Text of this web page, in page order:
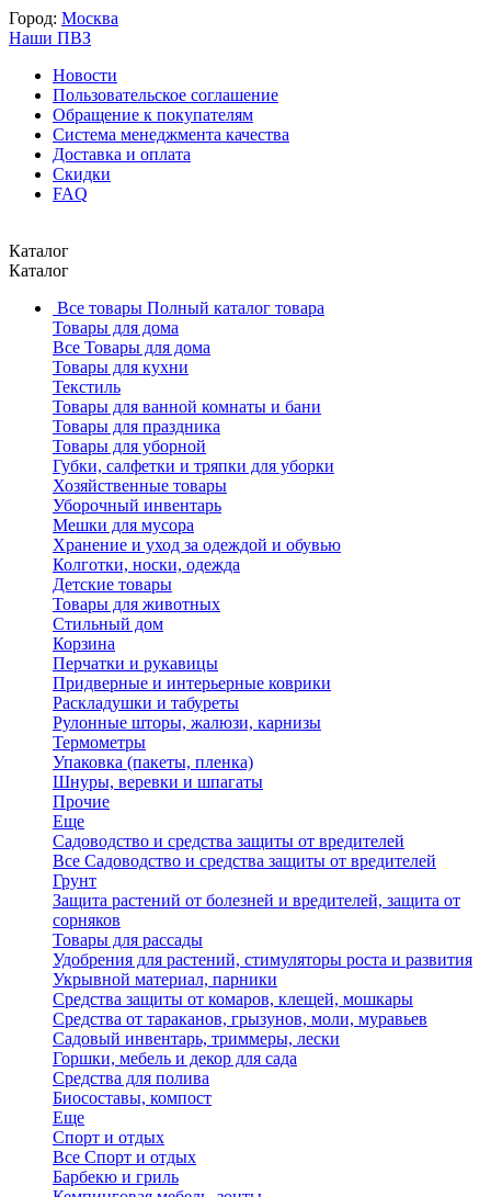
Город: Москва
Наши ПВЗ
Новости
Пользовательское соглашение
Обращение к покупателям
Система менеджмента качества
Доставка и оплата
Скидки
FAQ
Каталог
Каталог
Все товары Полный каталог товара
Товары для дома
Все Товары для дома
Товары для кухни
Текстиль
Товары для ванной комнаты и бани
Товары для праздника
Товары для уборной
Губки, салфетки и тряпки для уборки
Хозяйственные товары
Уборочный инвентарь
Мешки для мусора
Хранение и уход за одеждой и обувью
Колготки, носки, одежда
Детские товары
Товары для животных
Стильный дом
Корзина
Перчатки и рукавицы
Придверные и интерьерные коврики
Раскладушки и табуреты
Рулонные шторы, жалюзи, карнизы
Термометры
Упаковка (пакеты, пленка)
Шнуры, веревки и шпагаты
Прочие
Еще
Садоводство и средства защиты от вредителей
Все Садоводство и средства защиты от вредителей
Грунт
Защита растений от болезней и вредителей, защита от
сорняков
Товары для рассады
Удобрения для растений, стимуляторы роста и развития
Укрывной материал, парники
Средства защиты от комаров, клещей, мошкары
Средства от тараканов, грызунов, моли, муравьев
Садовый инвентарь, триммеры, лески
Горшки, мебель и декор для сада
Средства для полива
Биосоставы, компост
Еще
Спорт и отдых
Все Спорт и отдых
Барбекю и гриль